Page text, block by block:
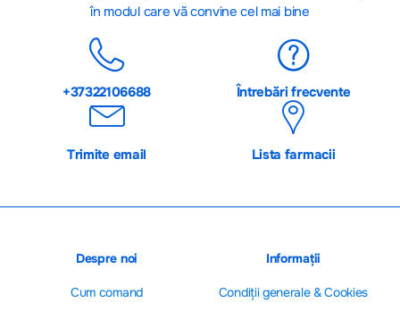
în modul care vă convine cel mai bine
+37322106688 Întrebări frecvente
Trimite email Lista farmacii
Despre noi
Cum comand
Informații
Сondiții generale & Cookies